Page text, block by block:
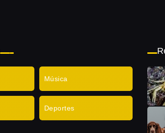
Música
Deportes